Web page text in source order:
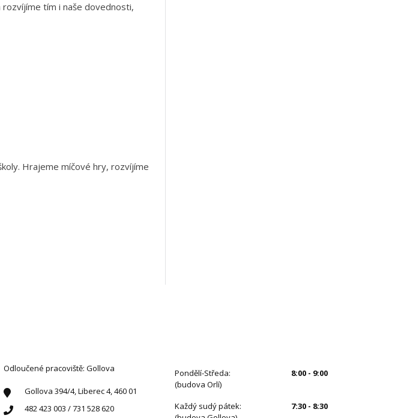
tím i naše dovednosti,
Hrajeme míčové hry, rozvíjíme
Odloučené pracoviště: Gollova
Gollova 394/4, Liberec 4, 460 01
482 423 003 / 731 528 620
Pondělí-Středa:
8:00 - 9:00
(budova Orlí)
Každý sudý pátek:
7:30 - 8:30